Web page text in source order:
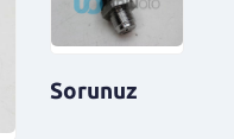
Sorunuz